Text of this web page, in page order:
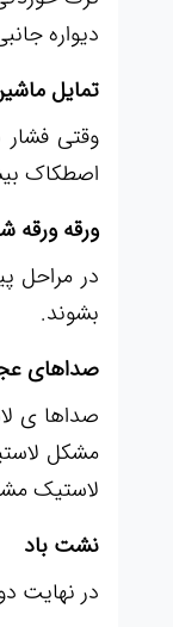
دیواره
تمایل
وقتی
اصطکاک
ورقه ورقه
در مراحل
بشوند.
صداهای
صداها ی
مشکل
لاستیک
نشت باد
در نهایت